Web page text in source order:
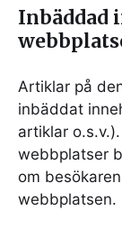
Inbäddad
Artiklar på
inbäddat
artiklar
webbplatser
om
webbplatsen.